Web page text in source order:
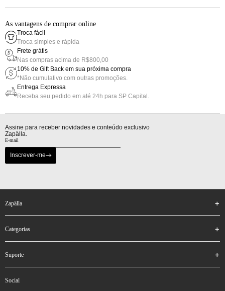
As vantagens de comprar online
Troca fácil
Troca simples e rápida
Frete grátis
Nas compras acima de R$800,00
10% de Gift Back em sua próxima compra
*Não cumulativo com outras promoções.
Entrega Expressa
Receba seu pedido em até 24h para SP Capital.
Assine para receber novidades e conteúdo exclusivo
Zapälla.
Inscrever-me
zapälla
categorias
suporte
social